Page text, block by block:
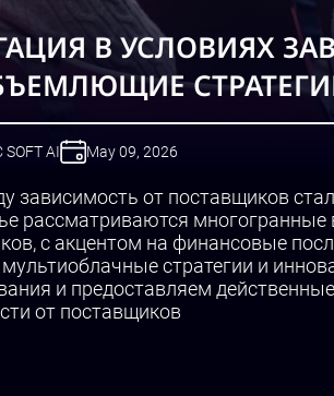
В УСЛОВИЯХ
SOFT AI May 09, 2026
зависимость от поставщиков
рассматриваются
с акцентом на финансовые
мультиоблачные стратегии и
и предоставляем
от поставщиков